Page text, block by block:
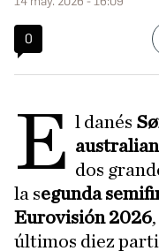
0
E l danés
dos
la segunda
Eurovisión 2026
últimos diez